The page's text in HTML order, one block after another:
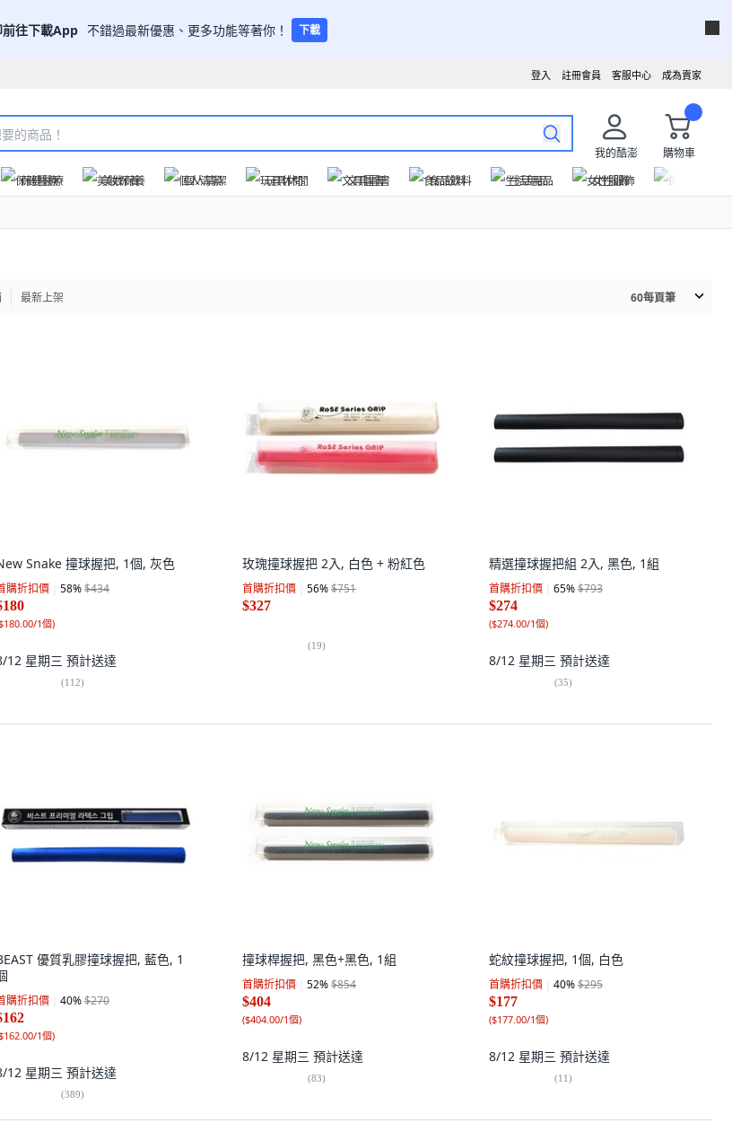
前往下載App 不錯過最新優惠、更多功能等著你！ 下載
成為賣家
客服中心
註冊會員
登入
我的酷澎
購物車
保健醫療 美妝保養 個人清潔 玩具休閒 文具圖書 食品飲料 生活用品 女性服飾
最新上架 60每頁筆
Snake 撞球握把, 1個, 灰色
購折扣價 58%$434
1個)
12 星期三 預計送達
(112)
玫瑰撞球握把 2入, 白色 + 粉紅色
首購折扣價 56%$751
$327
(19)
精選撞球握把組 2入, 黑色, 1組
首購折扣價 65%$793
$274
($274.00/1個)
8/12 星期三 預計送達
(35)
優質乳膠撞球握把, 藍色, 1
購折扣價 40%$270
1個)
12 星期三 預計送達
(389)
撞球桿握把, 黑色+黑色, 1組
首購折扣價 52%$854
$404
($404.00/1個)
8/12 星期三 預計送達
(83)
蛇紋撞球握把, 1個, 白色
首購折扣價 40%$295
$177
($177.00/1個)
8/12 星期三 預計送達
(11)